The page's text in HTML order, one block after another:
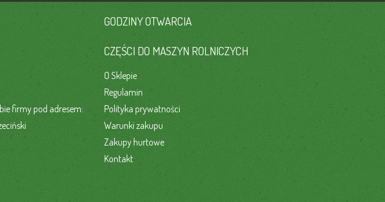
firmy pod adresem:
GODZINY OTWARCIA
CZĘŚCI DO MASZYN ROLNICZYCH
O Sklepie
Regulamin
Polityka prywatności
Warunki zakupu
Zakupy hurtowe
Kontakt